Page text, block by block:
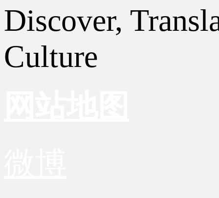
Discover,
Culture